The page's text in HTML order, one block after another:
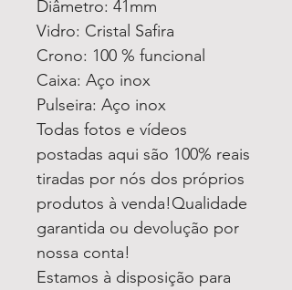
Diâmetro: 41mm
Vidro: Cristal Safira
Crono: 100 % funcional
Caixa: Aço inox
Pulseira: Aço inox
Todas fotos e vídeos
postadas aqui são 100% reais
tiradas por nós dos próprios
produtos à venda!Qualidade
garantida ou devolução por
nossa conta!
Estamos à disposição para